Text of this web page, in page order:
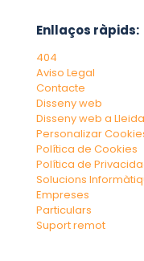
Enllaços ràpids:
404
Aviso Legal
Contacte
Disseny web
Disseny web a Lleida
Personalizar
Política de Cookies
Política de
Solucions
Empreses
Particulars
Suport remot